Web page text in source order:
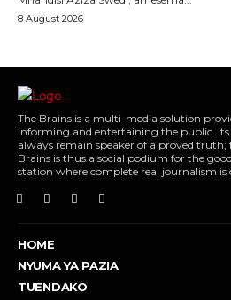
8 August 2026
The Brains is a multi-media solution
informing and entertaining the public.
always remain speaker of a proved truth;
Brains is thus a social podium for the
station where complete real journalism is
HOME
NYUMA YA PAZIA
TUENDAKO